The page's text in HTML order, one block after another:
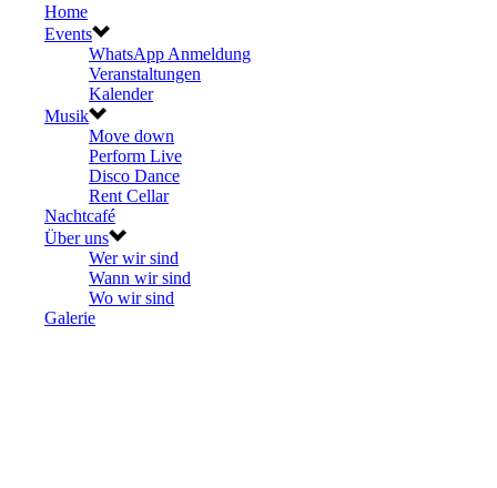
Home
Events
WhatsApp Anmeldung
Veranstaltungen
Kalender
Musik
Move down
Perform Live
Disco Dance
Rent Cellar
Nachtcafé
Über uns
Wer wir sind
Wann wir sind
Wo wir sind
Galerie